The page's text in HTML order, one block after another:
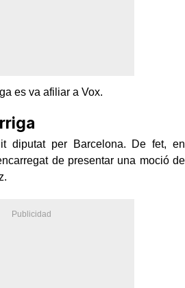
es va afiliar a Vox.
diputat per Barcelona. De fet, en
de presentar una moció de